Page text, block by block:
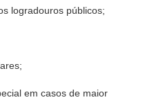
logradouros públicos;
em casos de maior